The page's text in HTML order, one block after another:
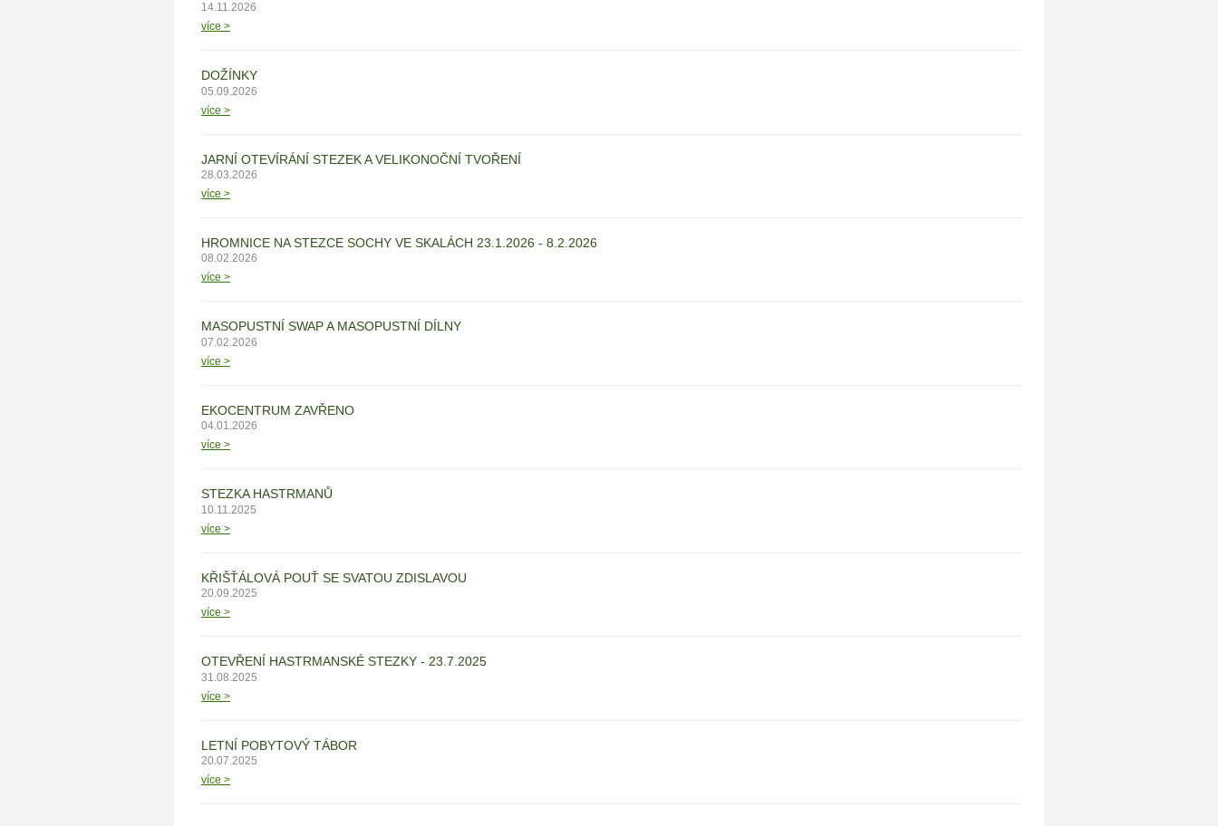
14.11.2026
více >
DOŽÍNKY
05.09.2026
více >
JARNÍ OTEVÍRÁNÍ STEZEK A VELIKONOČNÍ TVOŘENÍ
28.03.2026
více >
HROMNICE NA STEZCE SOCHY VE SKALÁCH 23.1.2026 - 8.2.2026
08.02.2026
více >
MASOPUSTNÍ SWAP A MASOPUSTNÍ DÍLNY
07.02.2026
více >
EKOCENTRUM ZAVŘENO
04.01.2026
více >
STEZKA HASTRMANŮ
10.11.2025
více >
KŘIŠŤÁLOVÁ POUŤ SE SVATOU ZDISLAVOU
20.09.2025
více >
OTEVŘENÍ HASTRMANSKÉ STEZKY - 23.7.2025
31.08.2025
více >
LETNÍ POBYTOVÝ TÁBOR
20.07.2025
více >